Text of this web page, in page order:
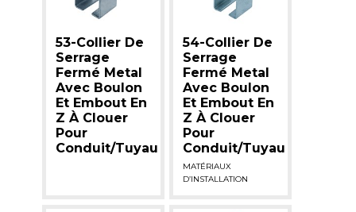
53-Collier De
Serrage
Fermé Metal
Avec Boulon
Et Embout En
Z À Clouer
Pour
Conduit/Tuyau
54-Collier De
Serrage
Fermé Metal
Avec Boulon
Et Embout En
Z À Clouer
Pour
Conduit/Tuyau
MATÉRIAUX
D’INSTALLATION